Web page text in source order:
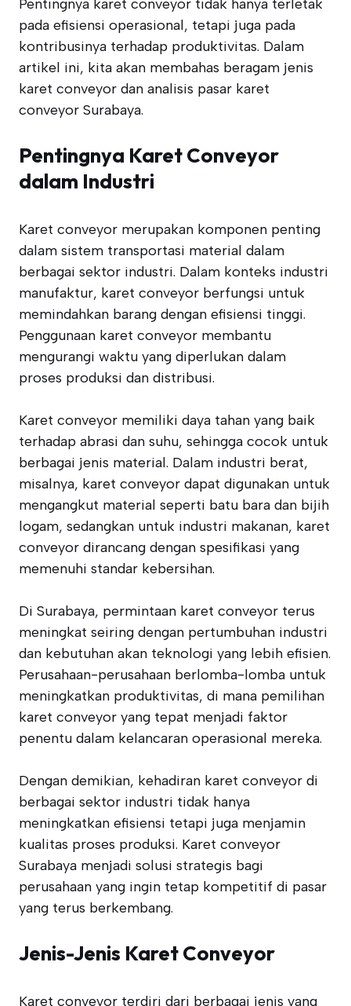
Pentingnya karet conveyor tidak hanya terletak
pada efisiensi operasional, tetapi juga pada
kontribusinya terhadap produktivitas. Dalam
artikel ini, kita akan membahas beragam jenis
karet conveyor dan analisis pasar karet
conveyor Surabaya.
Pentingnya Karet Conveyor
dalam Industri
Karet conveyor merupakan komponen penting
dalam sistem transportasi material dalam
berbagai sektor industri. Dalam konteks industri
manufaktur, karet conveyor berfungsi untuk
memindahkan barang dengan efisiensi tinggi.
Penggunaan karet conveyor membantu
mengurangi waktu yang diperlukan dalam
proses produksi dan distribusi.
Karet conveyor memiliki daya tahan yang baik
terhadap abrasi dan suhu, sehingga cocok untuk
berbagai jenis material. Dalam industri berat,
misalnya, karet conveyor dapat digunakan untuk
mengangkut material seperti batu bara dan bijih
logam, sedangkan untuk industri makanan, karet
conveyor dirancang dengan spesifikasi yang
memenuhi standar kebersihan.
Di Surabaya, permintaan karet conveyor terus
meningkat seiring dengan pertumbuhan industri
dan kebutuhan akan teknologi yang lebih efisien.
Perusahaan-perusahaan berlomba-lomba untuk
meningkatkan produktivitas, di mana pemilihan
karet conveyor yang tepat menjadi faktor
penentu dalam kelancaran operasional mereka.
Dengan demikian, kehadiran karet conveyor di
berbagai sektor industri tidak hanya
meningkatkan efisiensi tetapi juga menjamin
kualitas proses produksi. Karet conveyor
Surabaya menjadi solusi strategis bagi
perusahaan yang ingin tetap kompetitif di pasar
yang terus berkembang.
Jenis-Jenis Karet Conveyor
Karet conveyor terdiri dari berbagai jenis yang